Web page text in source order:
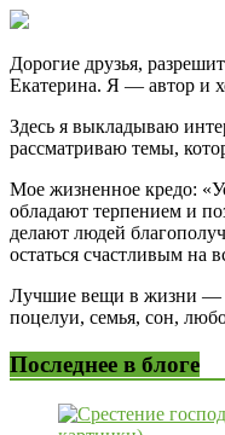
Дорогие друзья,
Екатерина. Я — автор и
Здесь я выкладываю
рассматриваю темы,
Мое жизненное кредо:
обладают терпением и
делают людей
остаться счастливым на
Лучшие вещи в жизни —
поцелуи, семья, сон,
Последнее в блоге